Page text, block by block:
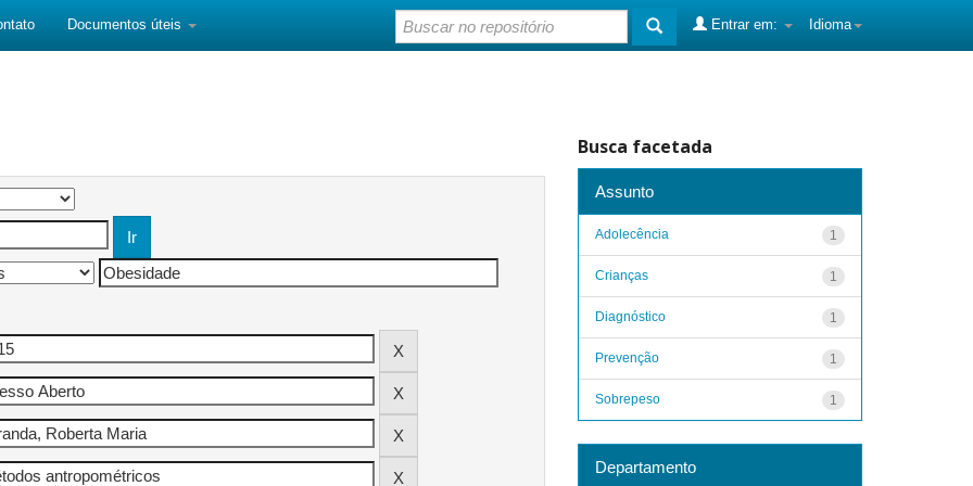
Documentos úteis Idioma
Entrar em:
Busca facetada
Assunto
1
Adolecência
1
Crianças
1
Diagnóstico
1
Prevenção
1
Sobrepeso
Departamento